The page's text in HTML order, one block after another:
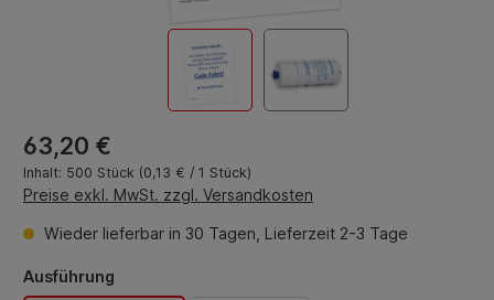
Regulärer Preis:
63,20 €
Inhalt: 500 Stück (0,13 € / 1 Stück)
Preise exkl. MwSt. zzgl. Versandkosten
Wieder lieferbar in 30 Tagen, Lieferzeit 2-3 Tage
Ausführung